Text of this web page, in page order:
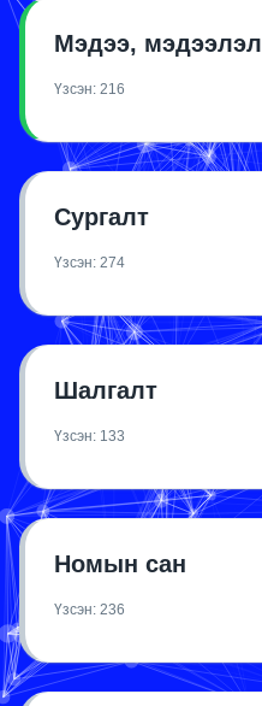
Мэдээ, мэдээлэл
Үзсэн: 216
Сургалт
Үзсэн: 274
Шалгалт
Үзсэн: 133
Номын сан
Үзсэн: 236